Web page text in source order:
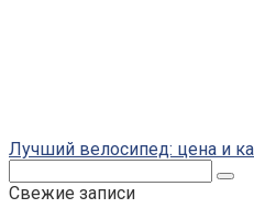
Лучший велосипед: цена и
Свежие записи